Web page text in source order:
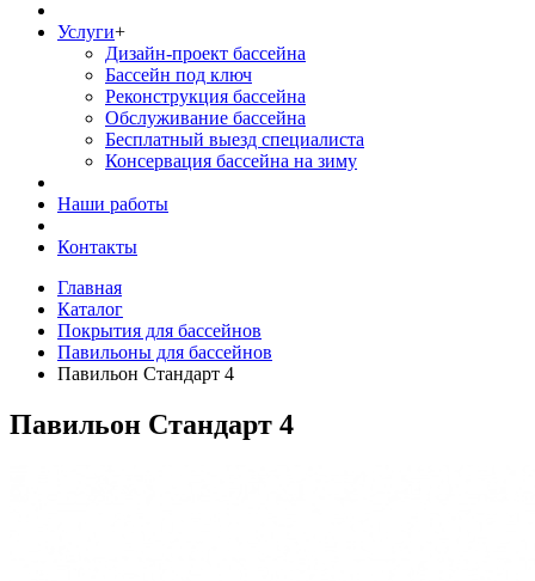
Услуги+
Дизайн-проект бассейна
Бассейн под ключ
Реконструкция бассейна
Обслуживание бассейна
Бесплатный выезд специалиста
Консервация бассейна на зиму
Наши работы
Контакты
Главная
Каталог
Покрытия для бассейнов
Павильоны для бассейнов
Павильон Стандарт 4
Павильон Стандарт 4